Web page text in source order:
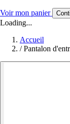
Voir mon panier
Loading...
Accueil
/ Pantalon